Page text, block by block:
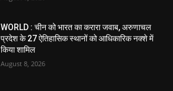
WORLD : चीन को भारत का करारा जवाब, अरुणाचल
प्रदेश के 27 ऐतिहासिक स्थानों को आधिकारिक नक्शे में
किया शामिल
August 8, 2026